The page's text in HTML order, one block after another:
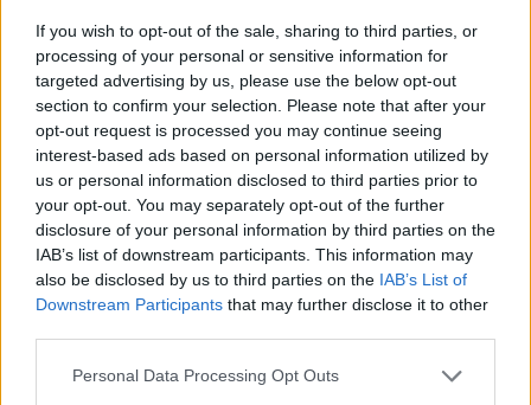
If you wish to opt-out of the sale, sharing to third parties, or
processing of your personal or sensitive information for
targeted advertising by us, please use the below opt-out
section to confirm your selection. Please note that after your
opt-out request is processed you may continue seeing
interest-based ads based on personal information utilized by
us or personal information disclosed to third parties prior to
your opt-out. You may separately opt-out of the further
disclosure of your personal information by third parties on the
IAB’s list of downstream participants. This information may
also be disclosed by us to third parties on the IAB’s List of
Downstream Participants that may further disclose it to other
Please note that this website/app uses one or more Google
Personal Data Processing Opt Outs
tartom pejoratívnak a kifejezést, mert a
közigazgatási határok továbbra is megmaradnak,
illetve ezek a színházak nem magyarországi
fenntartásúak. A névváltozás semmiképp nem jelent
profilváltást, ez a fesztivál mindig is a határon túli
színházaké volt, és az is marad.